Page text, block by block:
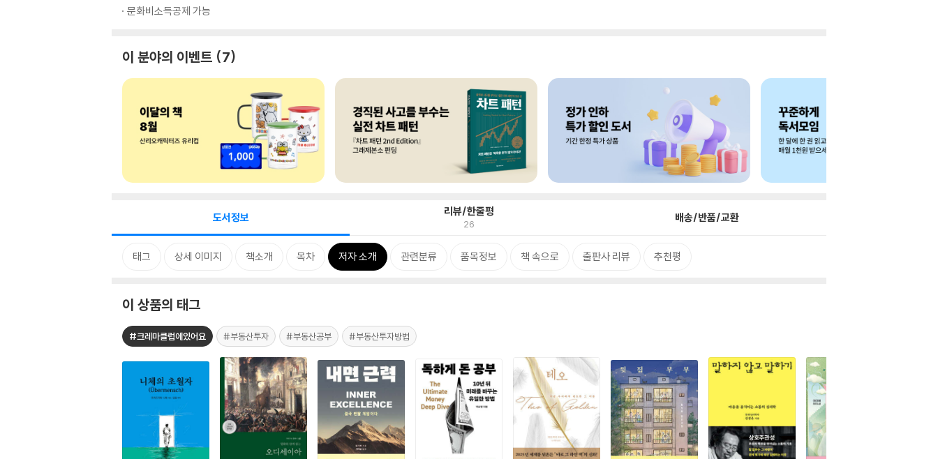
문화비소득공제 가능
이 분야의 이벤트 7
도서정보 리뷰/한줄평
26 배송/반품/교환
태그 상세 이미지 책소개 목차 저자 소개 관련분류 품목정보 책 속으로 출판사 리뷰 추천평
이 상품의 태그
#크레마클럽에있어요 #부동산투자 #부동산공부 #부동산투자방법